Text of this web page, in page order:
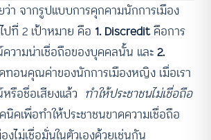
ว่า จากรูปแบบการคุกคามนักการเมือง
ที่ 2 เป้าหมาย คือ 1. Discreditคือการ
ามน่าเชื่อถือของบุคคลนั้น และ2.
ทอนคุณค่าของนักการเมืองหญิง เมื่อเรา
อชื่อเสียงแล้ว ทำให้ประชาชนไม่เชื่อถือ
นิคเพื่อทำให้ประชาชนขาดความเชื่อถือ
งไม่เชื่อมั่นในตัวเองด้วยเช่นกัน